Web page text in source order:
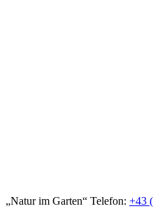
„Natur im Garten“ Telefon: +43